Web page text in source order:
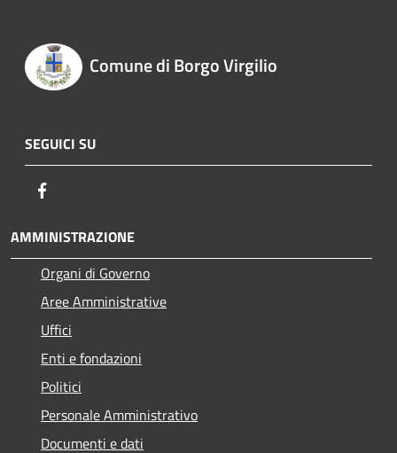
Comune di Borgo Virgilio
SEGUICI SU
AMMINISTRAZIONE
Organi di Governo
Aree Amministrative
Uffici
Enti e fondazioni
Politici
Personale Amministrativo
Documenti e dati